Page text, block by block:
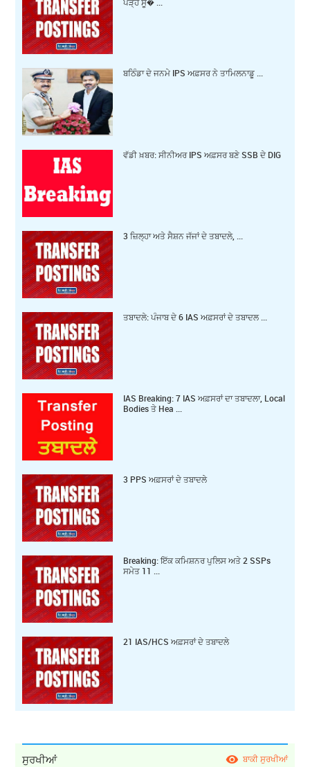
ਪੜ੍ਹੋ ਸੂ� ...
ਬਠਿੰਡਾ ਦੇ ਜਨਮੇ IPS ਅਫ਼ਸਰ ਨੇ ਤਾਮਿਲਨਾਡੂ ...
ਵੱਡੀ ਖ਼ਬਰ: ਸੀਨੀਅਰ IPS ਅਫ਼ਸਰ ਬਣੇ SSB ਦੇ DIG
3 ਜ਼‍ਿਲ੍ਹਾ ਅਤੇ ਸੈਸ਼ਨ ਜੱਜਾਂ ਦੇ ਤਬਾਦਲੇ, ...
ਤਬਾਦਲੇ: ਪੰਜਾਬ ਦੇ 6 IAS ਅਫ਼ਸਰਾਂ ਦੇ ਤਬਾਦਲ ...
IAS Breaking: 7 IAS ਅਫ਼ਸਰਾਂ ਦਾ ਤਬਾਦਲਾ, Local
Bodies ਤੇ Hea ...
3 PPS ਅਫ਼ਸਰਾਂ ਦੇ ਤਬਾਦਲੇ
Breaking: ਇੱਕ ਕ‍ਮਿਸ਼ਨਰ ਪੁਲਿਸ ਅਤੇ 2 SSPs
ਸਮੇਤ 11 ...
21 IAS/HCS ਅਫ਼ਸਰਾਂ ਦੇ ਤਬਾਦਲੇ
ਸੁਰਖੀਆਂ ਬਾਕੀ ਸੁਰਖੀਆਂ